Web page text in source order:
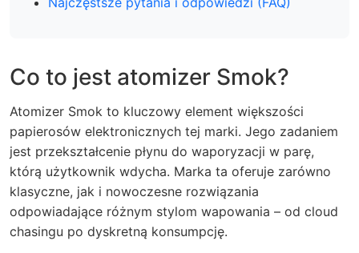
Co to jest atomizer Smok?
Atomizer Smok to kluczowy element większości
papierosów elektronicznych tej marki. Jego zadaniem
jest przekształcenie płynu do waporyzacji w parę,
którą użytkownik wdycha. Marka ta oferuje zarówno
klasyczne, jak i nowoczesne rozwiązania
odpowiadające różnym stylom wapowania – od cloud
chasingu po dyskretną konsumpcję.